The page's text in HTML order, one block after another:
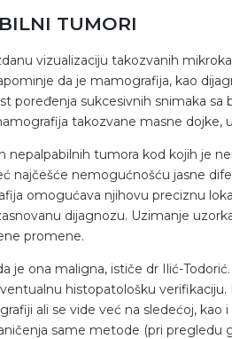
TUMORI
vizualizaciju takozvanih
da je mamografija, kao
poređenja sukcesivnih snimaka
takozvane masne dojke,
nepalpabilnih tumora kod kojih je
najčešće nemogućnošću jasne
omogućava njihovu preciznu
dijagnozu. Uzimanje
promene.
ona maligna, ističe dr Ilić-
histopatološku
ali se vide već na sledećoj,
same metode (pri